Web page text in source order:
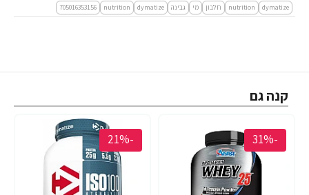
dymatize
nutrition חלבון מי גבינה dymatize
nutrition
705016353156
קנה גם
-31%
-21%